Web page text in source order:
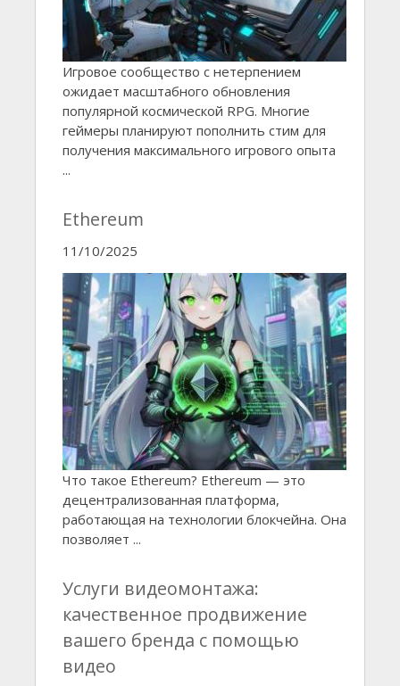
Игровое сообщество с нетерпением
ожидает масштабного обновления
популярной космической RPG. Многие
геймеры планируют пополнить стим для
получения максимального игрового опыта
...
Ethereum
11/10/2025
Что такое Ethereum? Ethereum — это
децентрализованная платформа,
работающая на технологии блокчейна. Она
позволяет ...
Услуги видеомонтажа:
качественное продвижение
вашего бренда с помощью
видео